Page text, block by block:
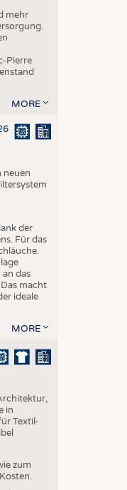
mehr
Pierre
MORE
neuen
der
Für das
das
macht
ideale
MORE
in
Textil-
zum